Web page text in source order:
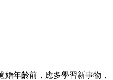
年齡前，應多學習新事物，